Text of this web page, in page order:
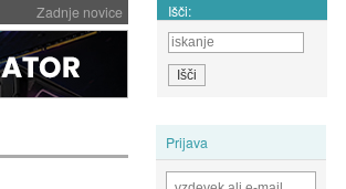
Zadnje novice Išči:
Prijava